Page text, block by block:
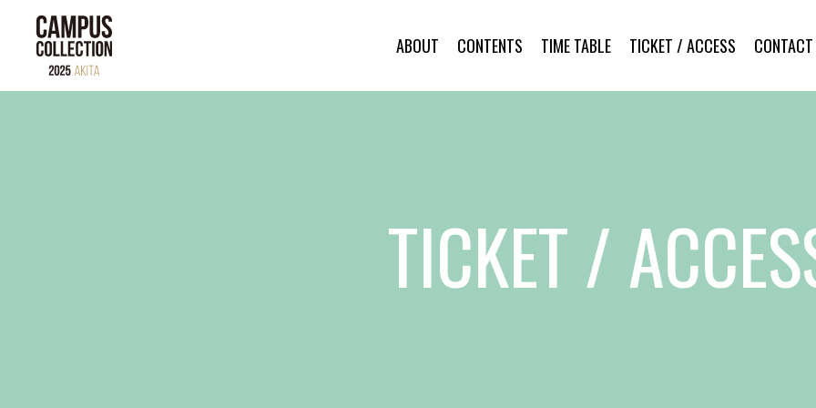
ABOUT CONTENTS TIME TABLE TICKET / ACCESS CONTACT
ABOUT
TICKET /